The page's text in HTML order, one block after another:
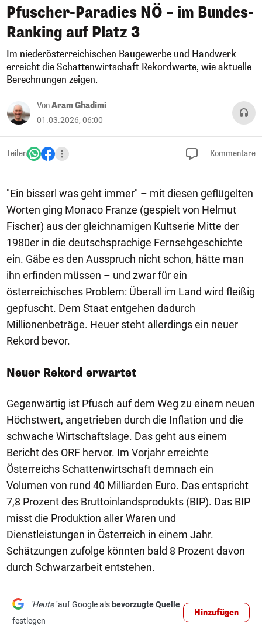
Pfuscher-Paradies NÖ – im Bundes-
Ranking auf Platz 3
Im niederösterreichischen Baugewerbe und Handwerk
erreicht die Schattenwirtschaft Rekordwerte, wie aktuelle
Berechnungen zeigen.
VonAram Ghadimi
01.03.2026, 06:00
Teilen Kommentare
"Ein bisserl was geht immer" – mit diesen geflügelten
Worten ging Monaco Franze (gespielt von Helmut
Fischer) aus der gleichnamigen Kultserie Mitte der
1980er in die deutschsprachige Fernsehgeschichte
ein. Gäbe es den Ausspruch nicht schon, hätte man
ihn erfinden müssen – und zwar für ein
österreichisches Problem: Überall im Land wird fleißig
gepfuscht. Dem Staat entgehen dadurch
Millionenbeträge. Heuer steht allerdings ein neuer
Rekord bevor.
Neuer Rekord erwartet
Gegenwärtig ist Pfusch auf dem Weg zu einem neuen
Höchstwert, angetrieben durch die Inflation und die
schwache Wirtschaftslage. Das geht aus einem
Bericht des ORF hervor. Im Vorjahr erreichte
Österreichs Schattenwirtschaft demnach ein
Volumen von rund 40 Milliarden Euro. Das entspricht
7,8 Prozent des Bruttoinlandsprodukts (BIP). Das BIP
misst die Produktion aller Waren und
Dienstleistungen in Österreich in einem Jahr.
Schätzungen zufolge könnten bald 8 Prozent davon
durch Schwarzarbeit entstehen.
"Heute"auf Google als bevorzugte Quelle
festlegen
Hinzufügen